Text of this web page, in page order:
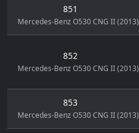
851
Mercedes-Benz O530 CNG II (2013)
852
Mercedes-Benz O530 CNG II (2013)
853
Mercedes-Benz O530 CNG II (2013)